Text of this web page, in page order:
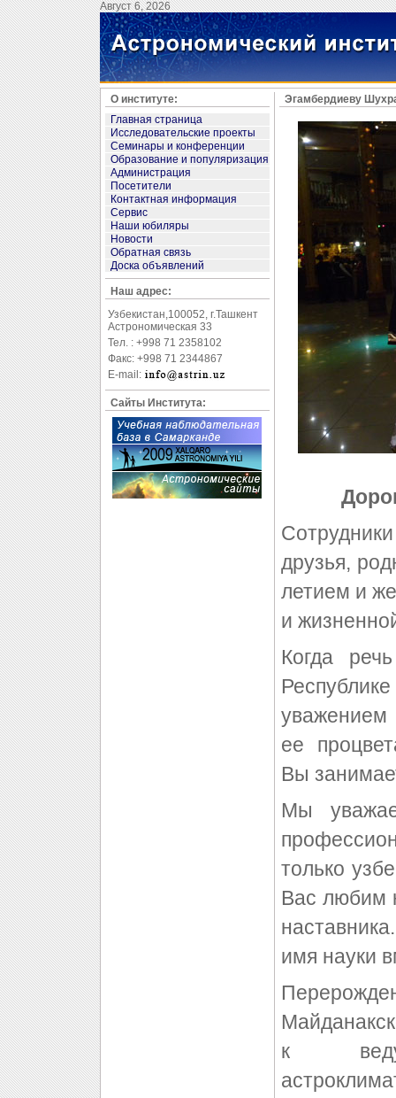
Август 6, 2026
О институте:
Главная страница
Исследовательские проекты
Семинары и конференции
Образование и популяризация
Администрация
Посетители
Контактная информация
Сервис
Наши юбиляры
Новости
Обратная связь
Доска объявлений
Наш адрес:
Узбекистан,100052, г.Ташкент
Астрономическая 33
Тел. : +998 71 2358102
Факс: +998 71 2344867
E-mail:
Сайты Института:
Эгамбердиеву
друзья,
летием и
и
Когда
уважением
ее
Вы
Мы
только
Вас любим
имя науки
к